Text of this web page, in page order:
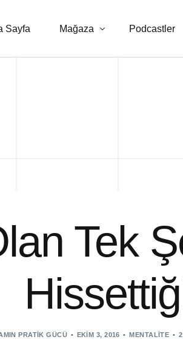
Sayfa Mağaza Podcastler
Tek
PRATIK GÜCÜ EKIM 3, 2016 MENTALITE